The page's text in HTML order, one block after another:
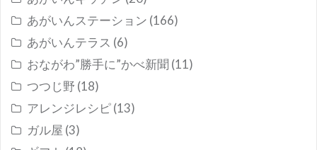
あがいんステーション (166)
あがいんテラス (6)
おながわ”勝手に”かべ新聞 (11)
つつじ野 (18)
アレンジレシピ(13)
ガル屋 (3)